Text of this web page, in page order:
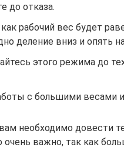
до отказа.
рабочий вес будет
деление вниз и опять
этого режима до
с большими весами
необходимо довести
важно, так как